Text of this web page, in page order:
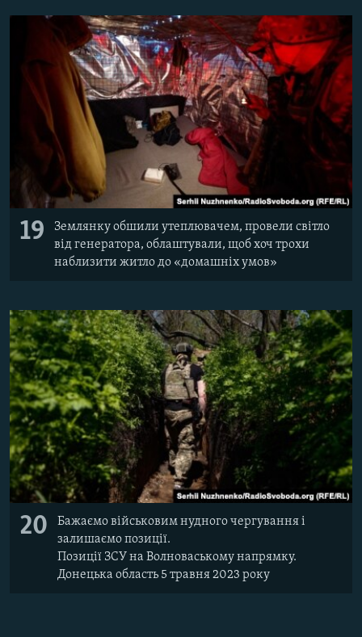
19
Землянку обшили утеплювачем, провели світло
від генератора, облаштували, щоб хоч трохи
наблизити житло до «домашніх умов»
20
Бажаємо військовим нудного чергування і
залишаємо позиції.
Позиції ЗСУ на Волноваському напрямку.
Донецька область 5 травня 2023 року